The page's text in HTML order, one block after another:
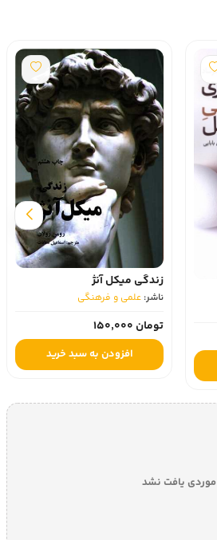
زندگی میکل آنژ
ناشر: علمی و فرهنگی
تومان 150,000
افزودن به سبد خرید
موردی یافت نشد